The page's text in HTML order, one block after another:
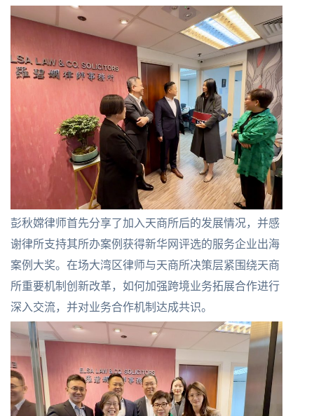
彭秋嫦律师首先分享了加入天商所后的发展情况，并感
谢律所支持其所办案例获得新华网评选的服务企业出海
案例大奖。在场大湾区律师与天商所决策层紧围绕天商
所重要机制创新改革，如何加强跨境业务拓展合作进行
深入交流，并对业务合作机制达成共识。